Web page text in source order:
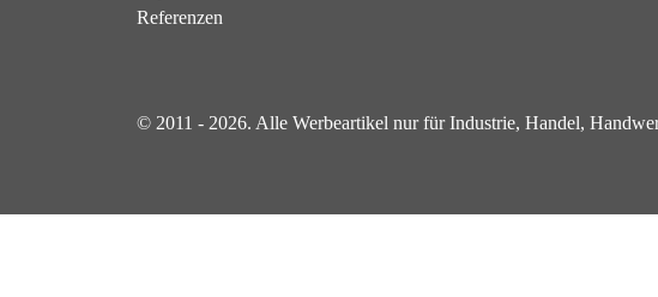
Referenzen
© 2011 - 2026. Alle Werbeartikel nur für Industrie, Handel,